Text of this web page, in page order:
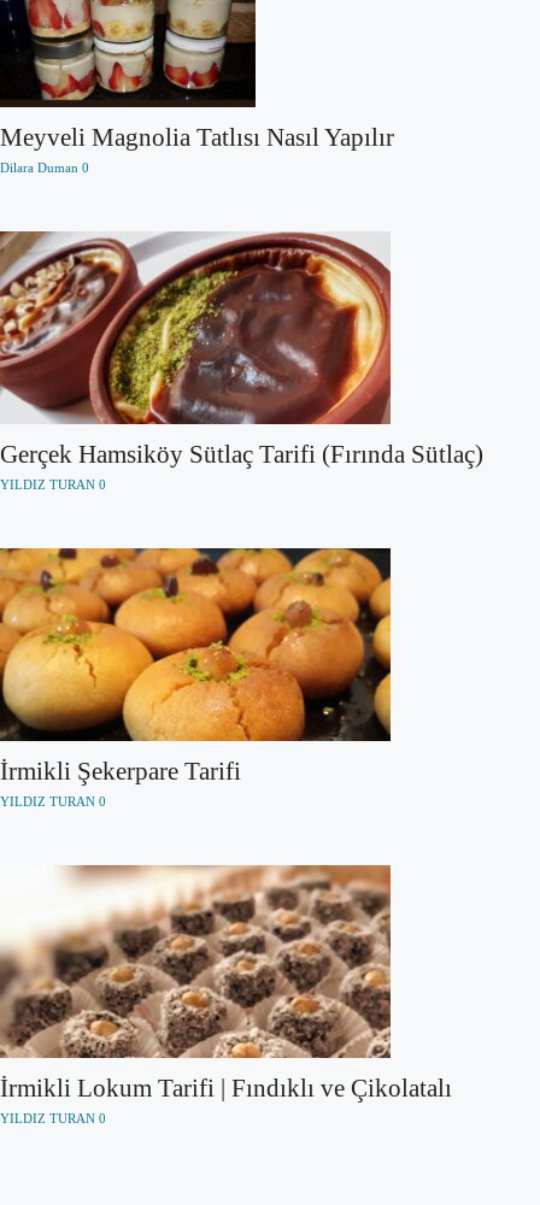
Meyveli Magnolia Tatlısı Nasıl Yapılır
Dilara Duman 0
Gerçek Hamsiköy Sütlaç Tarifi (Fırında Sütlaç)
YILDIZ TURAN 0
İrmikli Şekerpare Tarifi
YILDIZ TURAN 0
İrmikli Lokum Tarifi | Fındıklı ve Çikolatalı
YILDIZ TURAN 0